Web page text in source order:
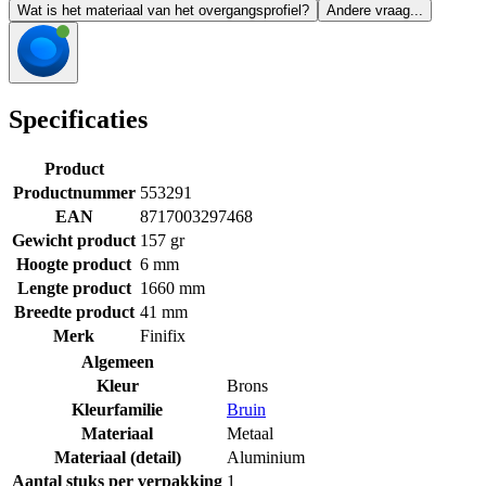
Wat is het materiaal van het overgangsprofiel? Andere vraag...
Specificaties
Product
Productnummer 553291
EAN
8717003297468
Gewicht product 157 gr
Hoogte product 6 mm
Lengte product 1660 mm
Breedte product 41 mm
Merk
Finifix
Algemeen
Kleur
Brons
Kleurfamilie
Bruin
Materiaal
Metaal
Materiaal (detail)
Aluminium
Aantal stuks per verpakking 1